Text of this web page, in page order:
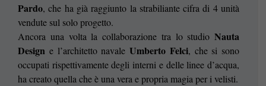
Pardo, che ha già raggiunto la strabiliante cifra di 4 unità
vendute sul solo progetto.
Ancora una volta la collaborazione tra lo studio Nauta
Design e l’architetto navale Umberto Felci, che si sono
occupati rispettivamente degli interni e delle linee d’acqua,
ha creato quella che è una vera e propria magia per i velisti.